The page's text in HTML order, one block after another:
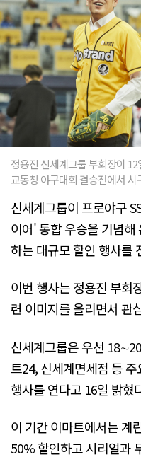
정용진 신세계그룹 부회장이
교동창 야구대회 결승전에서
신세계그룹이 프로야구
이어' 통합 우승을 기념해
하는 대규모 할인 행사를
이번 행사는 정용진 부회
련 이미지를 올리면서 관
신세계그룹은 우선
트24, 신세계면세점 등
행사를 연다고 16일 밝혔
이 기간 이마트에서는 계
50% 할인하고 시리얼과